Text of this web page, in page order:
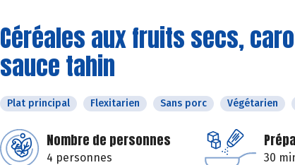
Céréales aux fruits secs,
sauce tahin
Plat principal Flexitarien Sans porc Végétarien
Nombre de personnes
4 personnes 30